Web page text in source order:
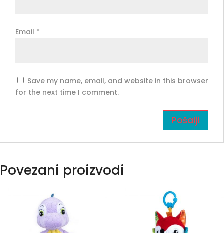
Email *
Save my name, email, and website in this browser
for the next time I comment.
Povezani proizvodi